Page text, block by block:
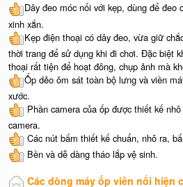
Dây đeo móc nối với kẹp, dùng để đeo
xinh xắn.
Kẹp điện thoại có dây đeo, vừa giữ
thời trang để sử dụng khi đi chơi. Đặc biệt
thoại rất tiện để hoạt đông, chụp ảnh mà
Ốp dẻo ôm sát toàn bộ lưng và viền
xước.
Phần camera của ốp được thiết kế
camera.
Các nút bấm thiết kế chuẩn, nhô ra,
Bền và dễ dàng tháo lắp vệ sinh.
Các dòng máy ốp viền nổi hiện